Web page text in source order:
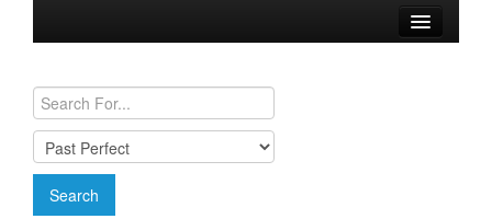
Conjugation Charts
Need a Spanish Tutor?